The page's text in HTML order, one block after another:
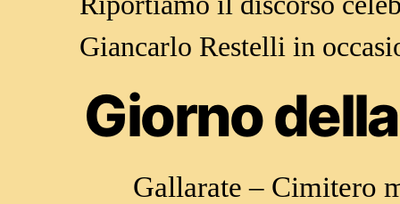
Giancarlo Restelli in
Giorno
Gallarate – Cimitero